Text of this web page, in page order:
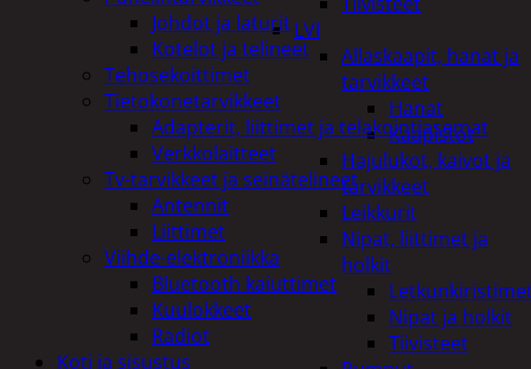
LVI
Allaskaapit, hanat ja
tarvikkeet
Hanat
Kaapistot
Hajulukot, kaivot ja
tarvikkeet
Leikkurit
Nipat, liittimet ja
holkit
Nipat ja holkit
Tiivisteet
Johdot ja laturit
Kotelot ja telineet
Tehosekoittimet
Tietokonetarvikkeet
Adapterit, liittimet ja telakointiasemat
Verkkolaitteet
Tv-tarvikkeet ja seinätelineet
Antennit
Liittimet
Viihde-elektroniikka
Bluetooth kaiuttimet
Kuulokkeet
Radiot
Koti ja sisustus